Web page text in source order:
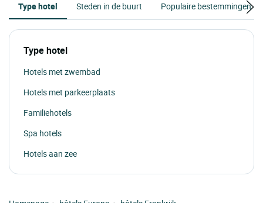
Type hotel Steden in de buurt Populaire bestemmingen
Type hotel
Hotels met zwembad
Hotels met parkeerplaats
Familiehotels
Spa hotels
Hotels aan zee